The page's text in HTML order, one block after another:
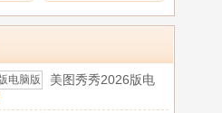
美图秀秀2026版电